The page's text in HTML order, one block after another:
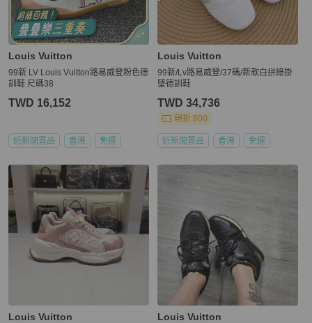
Louis Vuitton
99新 LV Louis Vuitton路易威登粉色德
訓鞋 尺碼38
TWD 16,152
近新閒置品 香港 免運
Louis Vuitton
99新/Lv路易威登/37碼/新款白拼綠掛
墜德訓鞋
TWD 34,736
現折 800
近新閒置品 香港 免運
Louis Vuitton Louis Vuitton